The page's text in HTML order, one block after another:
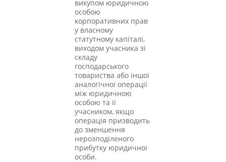
викупом юридичною
особою
корпоративних прав
у власному
статутному капіталі,
виходом учасника зі
складу
господарського
товариства або іншої
аналогічної операції
між юридичною
особою та її
учасником, якщо
операція призводить
до зменшення
нерозподіленого
прибутку юридичної
особи.